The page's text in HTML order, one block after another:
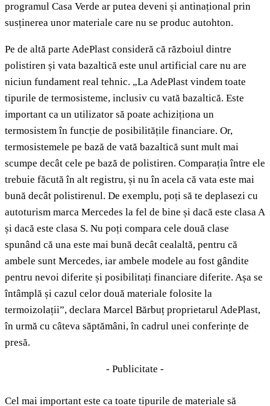
programul Casa Verde ar putea deveni și antinațional prin
susținerea unor materiale care nu se produc autohton.
Pe de altă parte AdePlast consideră că războiul dintre
polistiren și vata bazaltică este unul artificial care nu are
niciun fundament real tehnic. „La AdePlast vindem toate
tipurile de termosisteme, inclusiv cu vată bazaltică. Este
important ca un utilizator să poate achiziționa un
termosistem în funcție de posibilitățile financiare. Or,
termosistemele pe bază de vată bazaltică sunt mult mai
scumpe decât cele pe bază de polistiren. Comparația între ele
trebuie făcută în alt registru, și nu în acela că vata este mai
bună decât polistirenul. De exemplu, poți să te deplasezi cu
autoturism marca Mercedes la fel de bine și dacă este clasa A
și dacă este clasa S. Nu poți compara cele două clase
spunând că una este mai bună decât cealaltă, pentru că
ambele sunt Mercedes, iar ambele modele au fost gândite
pentru nevoi diferite și posibilitați financiare diferite. Așa se
întâmplă și cazul celor două materiale folosite la
termoizolații”, declara Marcel Bărbuț proprietarul AdePlast,
în urmă cu câteva săptămâni, în cadrul unei conferințe de
presă.
- Publicitate -
Cel mai important este ca toate tipurile de materiale să